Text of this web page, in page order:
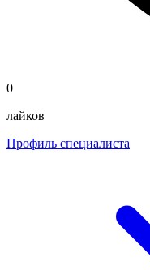
0
лайков
Профиль специалиста